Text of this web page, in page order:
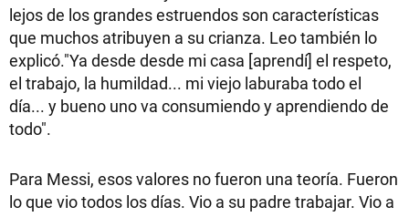
lejos de los grandes estruendos son características
que muchos atribuyen a su crianza. Leo también lo
explicó."Ya desde desde mi casa [aprendí] el respeto,
el trabajo, la humildad... mi viejo laburaba todo el
día... y bueno uno va consumiendo y aprendiendo de
todo".
Para Messi, esos valores no fueron una teoría. Fueron
lo que vio todos los días. Vio a su padre trabajar. Vio a